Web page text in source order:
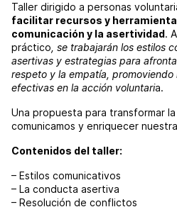
Taller dirigido a personas
facilitar recursos y
comunicación y la asertividad.
práctico , se trabajarán los estilos
asertivas y estrategias para
respeto y la empatía, promoviendo
efectivas en la acción voluntaria.
Una propuesta para transformar
comunicamos y enriquecer
Contenidos del taller:
– Estilos comunicativos
– La conducta asertiva
– Resolución de conflictos